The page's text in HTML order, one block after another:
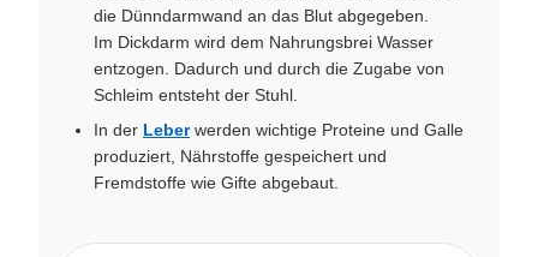
die Dünndarmwand an das Blut abgegeben.
Im Dickdarm wird dem Nahrungsbrei Wasser
entzogen. Dadurch und durch die Zugabe von
Schleim entsteht der Stuhl.
In der Leberwerden wichtige Proteine und Galle
produziert, Nährstoffe gespeichert und
Fremdstoffe wie Gifte abgebaut.